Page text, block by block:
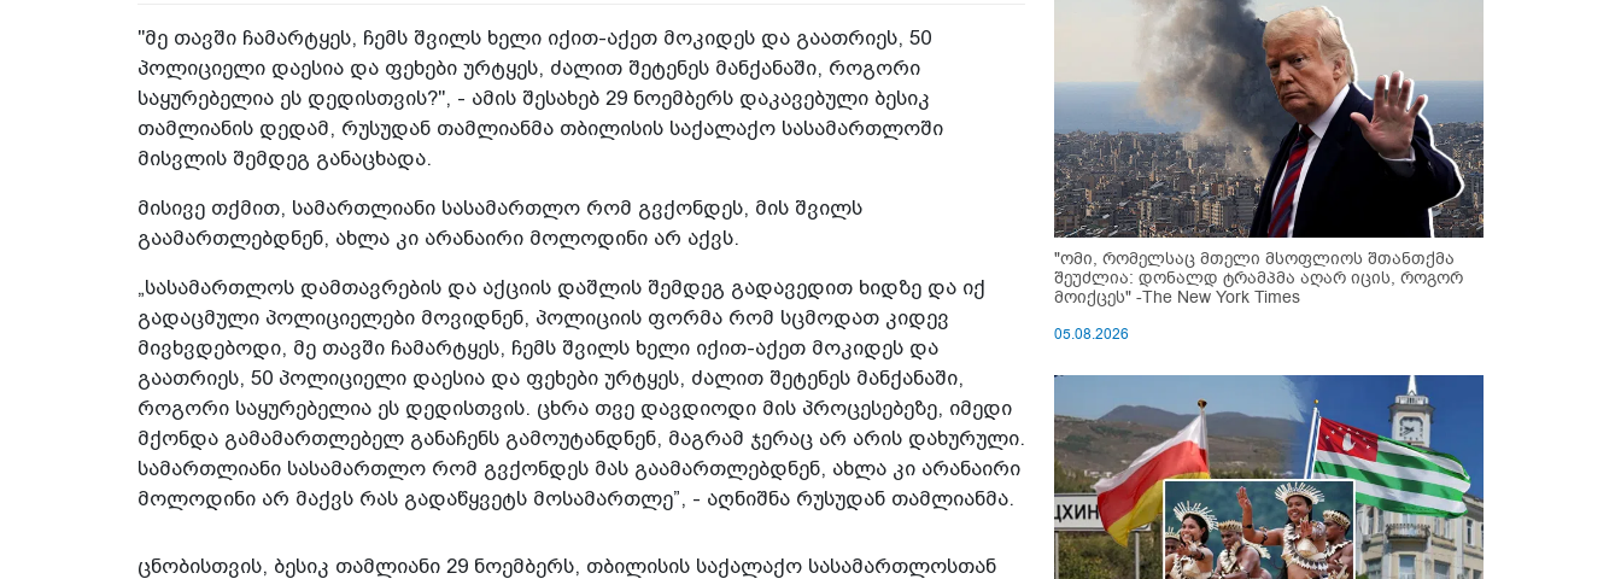
"მე თავში ჩამარტყეს, ჩემს შვილს ხელი იქით-აქეთ მოკიდეს და გაათრიეს, 50
პოლიციელი დაესია და ფეხები ურტყეს, ძალით შეტენეს მანქანაში, როგორი
საყურებელია ეს დედისთვის?", - ამის შესახებ 29 ნოემბერს დაკავებული ბესიკ
თამლიანის დედამ, რუსუდან თამლიანმა თბილისის საქალაქო სასამართლოში
მისვლის შემდეგ განაცხადა.
მისივე თქმით, სამართლიანი სასამართლო რომ გვქონდეს, მის შვილს
გაამართლებდნენ, ახლა კი არანაირი მოლოდინი არ აქვს.
„სასამართლოს დამთავრების და აქციის დაშლის შემდეგ გადავედით ხიდზე და იქ
გადაცმული პოლიციელები მოვიდნენ, პოლიციის ფორმა რომ სცმოდათ კიდევ
მივხვდებოდი, მე თავში ჩამარტყეს, ჩემს შვილს ხელი იქით-აქეთ მოკიდეს და
გაათრიეს, 50 პოლიციელი დაესია და ფეხები ურტყეს, ძალით შეტენეს მანქანაში,
როგორი საყურებელია ეს დედისთვის. ცხრა თვე დავდიოდი მის პროცესებეზე, იმედი
მქონდა გამამართლებელ განაჩენს გამოუტანდნენ, მაგრამ ჯერაც არ არის დახურული.
სამართლიანი სასამართლო რომ გვქონდეს მას გაამართლებდნენ, ახლა კი არანაირი
მოლოდინი არ მაქვს რას გადაწყვეტს მოსამართლე”, - აღნიშნა რუსუდან თამლიანმა.
ცნობისთვის, ბესიკ თამლიანი 29 ნოემბერს, თბილისის საქალაქო სასამართლოსთან
"ომი, რომელსაც მთელი მსოფლიოს შთანთქმა
შეუძლია: დონალდ ტრამპმა აღარ იცის, როგორ
მოიქცეს" -The New York Times
05.08.2026